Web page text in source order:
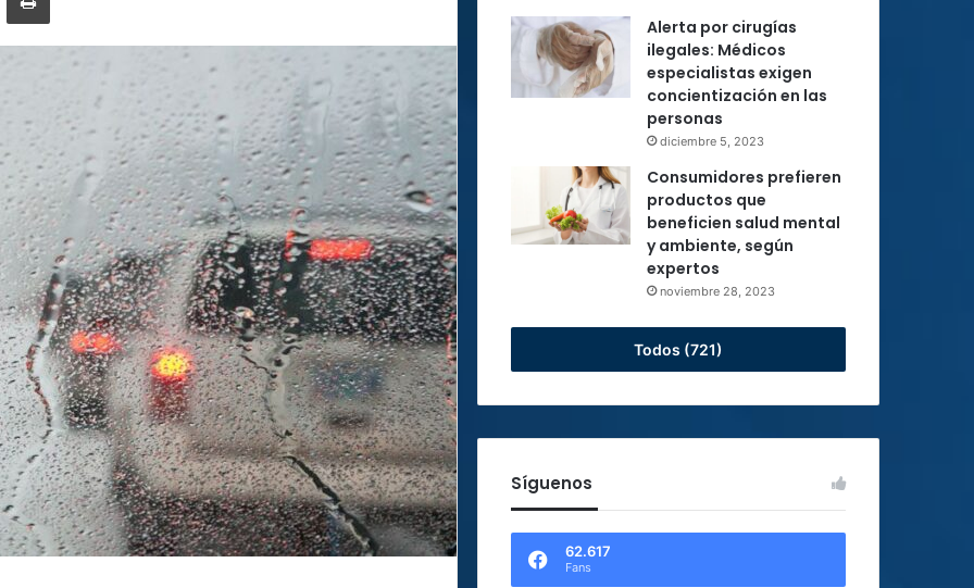
Alerta por cirugías
ilegales: Médicos
especialistas exigen
concientización en las
personas
diciembre 5, 2023
Consumidores prefieren
productos que
beneficien salud mental
y ambiente, según
expertos
noviembre 28, 2023
Todos (721)
Síguenos
62.617
Fans